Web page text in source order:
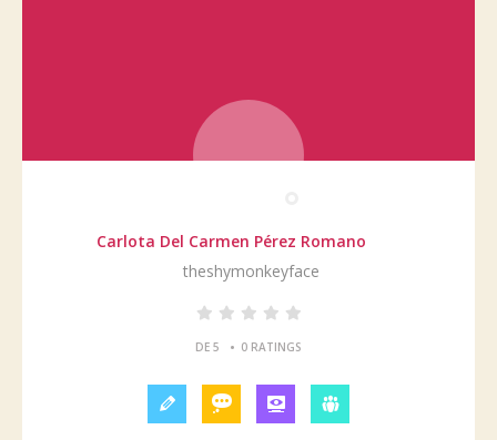
Carlota Del Carmen Pérez Romano
theshymonkeyface
DE 5 • 0 RATINGS